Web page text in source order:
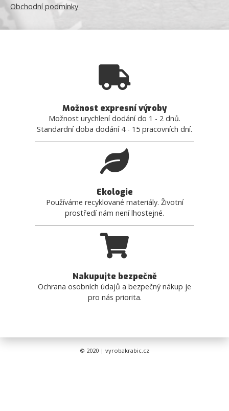
Obchodní podmínky
Možnost expresní výroby
Možnost urychlení dodání do 1 - 2 dnů.
Standardní doba dodání 4 - 15 pracovních dní.
Ekologie
Používáme recyklované materiály. Životní
prostředí nám není lhostejné.
Nakupujte bezpečně
Ochrana osobních údajů a bezpečný nákup je
pro nás priorita.
© 2020 | vyrobakrabic.cz